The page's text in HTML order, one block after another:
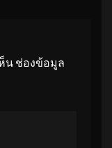
น ช่องข้อมูล